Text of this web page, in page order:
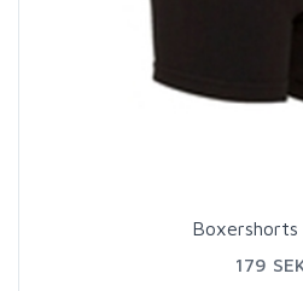
Boxershorts
179